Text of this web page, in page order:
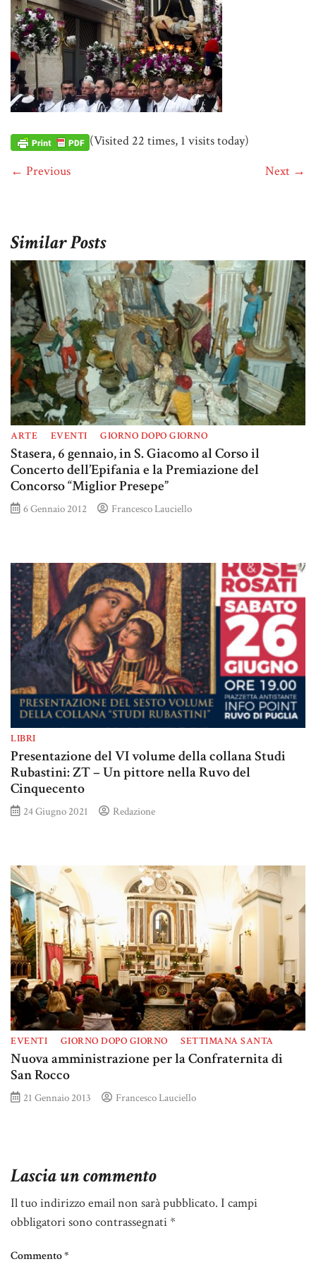
(Visited 22 times, 1 visits today)
← Previous
Next →
Similar Posts
ARTE EVENTI GIORNO DOPO GIORNO
Stasera, 6 gennaio, in S. Giacomo al Corso il
Concerto dell’Epifania e la Premiazione del
Concorso “Miglior Presepe”
6 Gennaio 2012 Francesco Lauciello
LIBRI
Presentazione del VI volume della collana Studi
Rubastini: ZT – Un pittore nella Ruvo del
Cinquecento
24 Giugno 2021 Redazione
EVENTI GIORNO DOPO GIORNO SETTIMANA SANTA
Nuova amministrazione per la Confraternita di
San Rocco
21 Gennaio 2013 Francesco Lauciello
Lascia un commento
Il tuo indirizzo email non sarà pubblicato. I campi
obbligatori sono contrassegnati*
Commento*